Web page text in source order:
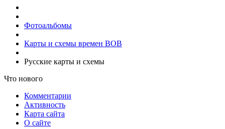
Фотоальбомы
Карты и схемы времен ВОВ
Русские карты и схемы
Что нового
Комментарии
Активность
Карта сайта
О сайте